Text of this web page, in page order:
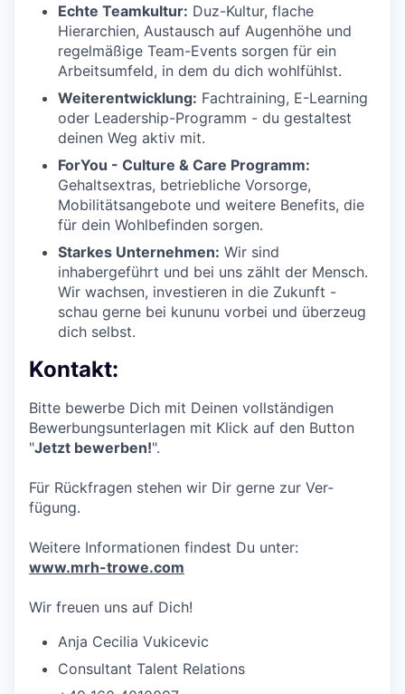
Echte Teamkultur: Duz-Kultur, flache
Hierarchien, Austausch auf Augenhöhe und
regelmäßige Team-Events sorgen für ein
Arbeitsumfeld, in dem du dich wohlfühlst.
Weiterentwicklung: Fachtraining, E-Learning
oder Leadership-Programm - du gestaltest
deinen Weg aktiv mit.
ForYou - Culture & Care Programm:
Gehaltsextras, betriebliche Vorsorge,
Mobilitätsangebote und weitere Benefits, die
für dein Wohlbefinden sorgen.
Starkes Unternehmen: Wir sind
inhabergeführt und bei uns zählt der Mensch.
Wir wachsen, investieren in die Zukunft -
schau gerne bei kununu vorbei und überzeug
dich selbst.
Kontakt:
Bitte bewerbe Dich mit Deinen vollständigen
Bewerbungsunterlagen mit Klick auf den Button
"Jetzt bewerben!".
Für Rück­fragen stehen wir Dir gerne zur Ver­
fügung.
Weitere Informa­tionen findest Du unter:
www.mrh-trowe.com
Wir freuen uns auf Dich!
Anja Cecilia Vukicevic
Consultant Talent Relations